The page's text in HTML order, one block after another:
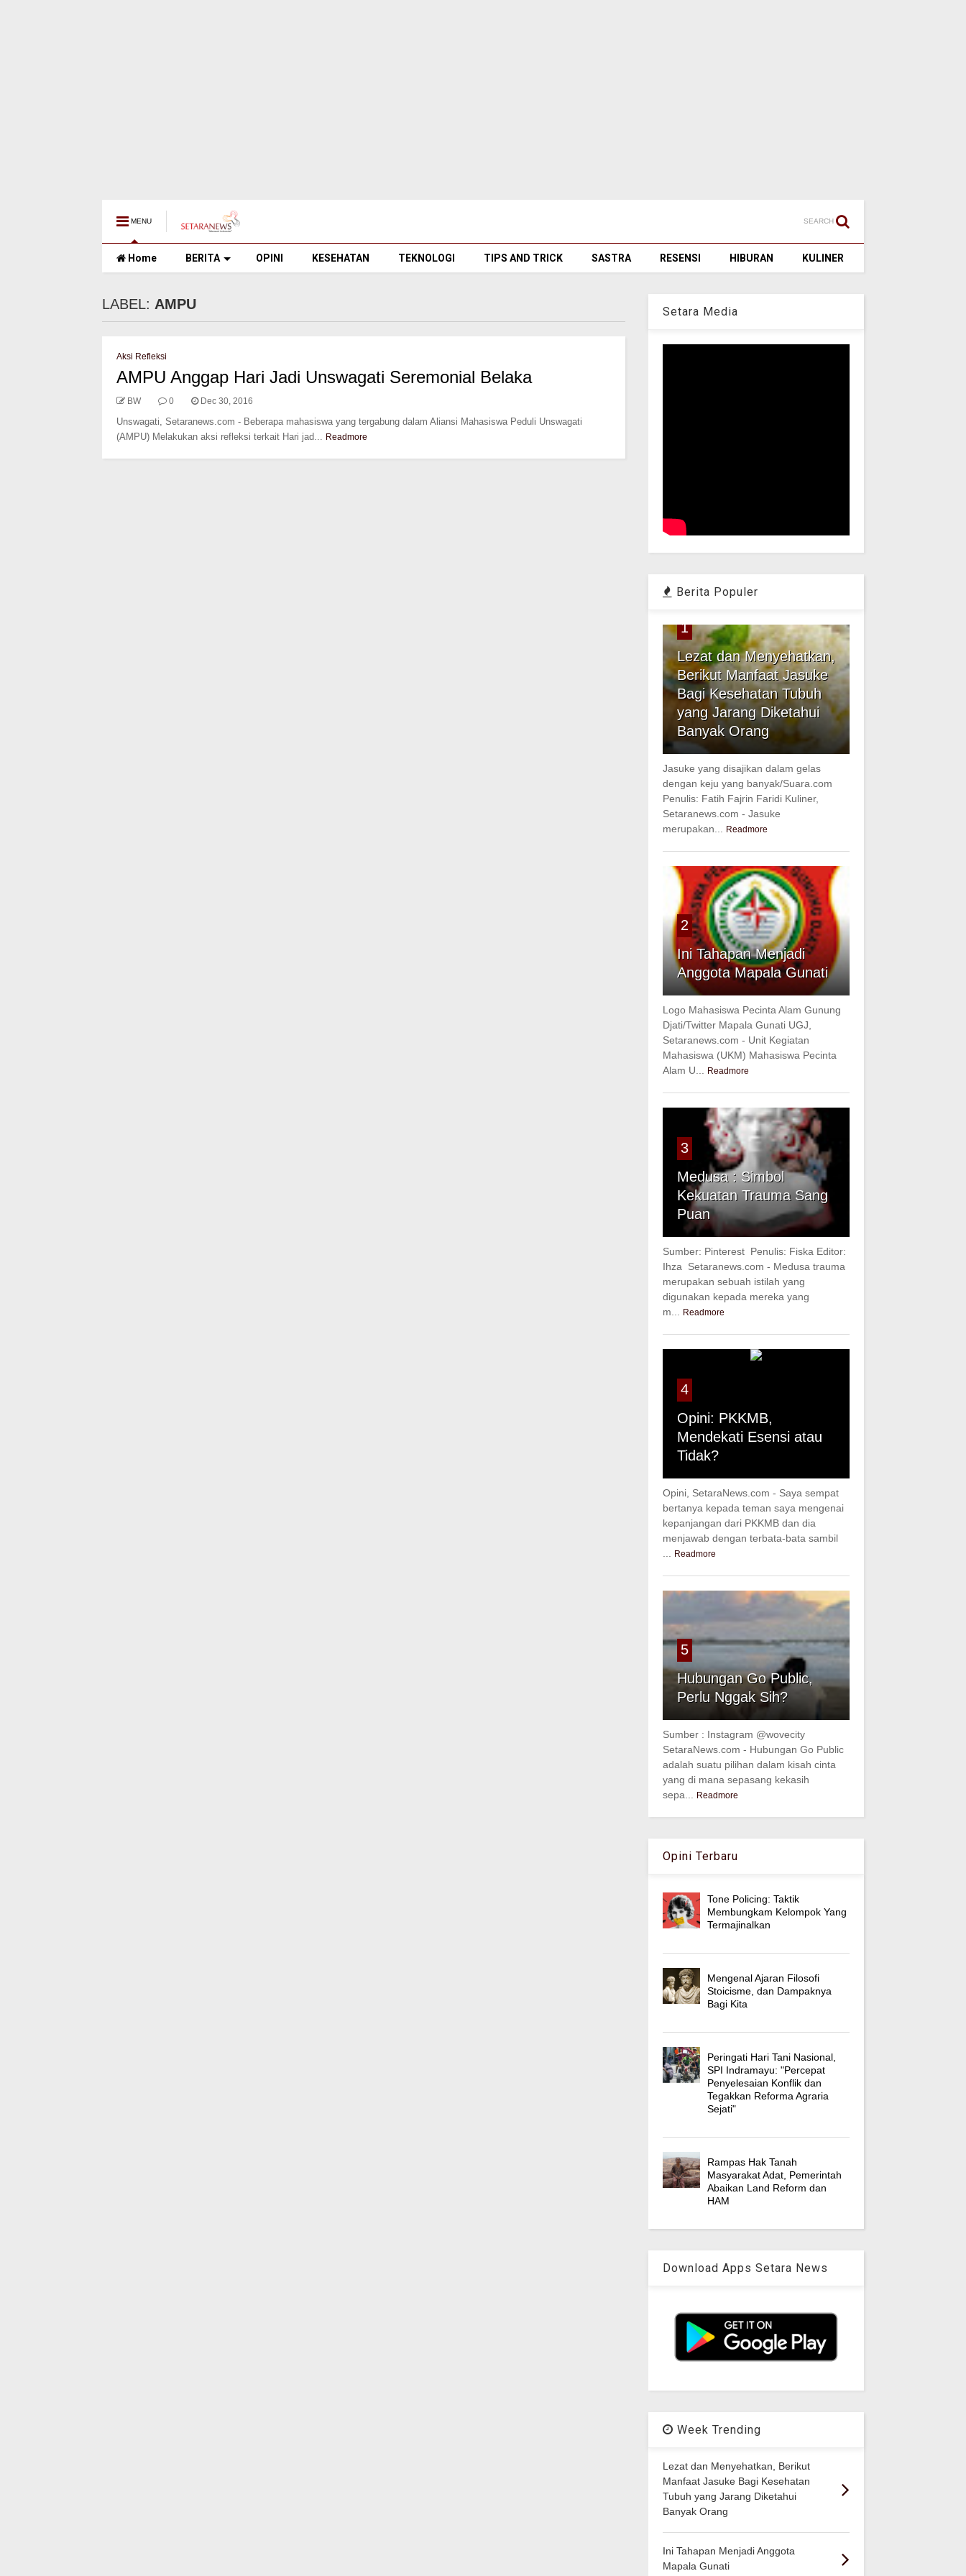
MENU SEARCH
Home BERITA OPINI KESEHATAN TEKNOLOGI TIPS AND TRICK SASTRA RESENSI HIBURAN KULINER
LABEL: AMPU
Aksi Refleksi
AMPU Anggap Hari Jadi Unswagati Seremonial Belaka
BW 0 Dec 30, 2016
Unswagati, Setaranews.com - Beberapa mahasiswa yang tergabung dalam Aliansi Mahasiswa Peduli Unswagati
(AMPU) Melakukan aksi refleksi terkait Hari jad... Readmore
Setara Media
Berita Populer
1
Lezat dan Menyehatkan,
Berikut Manfaat Jasuke
Bagi Kesehatan Tubuh
yang Jarang Diketahui
Banyak Orang
Jasuke yang disajikan dalam gelas
dengan keju yang banyak/Suara.com
Penulis: Fatih Fajrin Faridi Kuliner,
Setaranews.com - Jasuke
merupakan...
Readmore
2
Ini Tahapan Menjadi
Anggota Mapala Gunati
Logo Mahasiswa Pecinta Alam Gunung
Djati/Twitter Mapala Gunati UGJ,
Setaranews.com - Unit Kegiatan
Mahasiswa (UKM) Mahasiswa Pecinta
Alam U...
Readmore
3
Medusa : Simbol
Kekuatan Trauma Sang
Puan
Sumber: Pinterest Penulis: Fiska Editor:
Ihza Setaranews.com - Medusa trauma
merupakan sebuah istilah yang
digunakan kepada mereka yang
m...
Readmore
4
Opini: PKKMB,
Mendekati Esensi atau
Tidak?
Opini, SetaraNews.com - Saya sempat
bertanya kepada teman saya mengenai
kepanjangan dari PKKMB dan dia
menjawab dengan terbata-bata sambil
Readmore
5
Hubungan Go Public,
Perlu Nggak Sih?
Sumber : Instagram @wovecity
SetaraNews.com - Hubungan Go Public
adalah suatu pilihan dalam kisah cinta
yang di mana sepasang kekasih
sepa...
Readmore
Opini Terbaru
Tone Policing: Taktik
Membungkam Kelompok Yang
Termajinalkan
Mengenal Ajaran Filosofi
Stoicisme, dan Dampaknya
Bagi Kita
Peringati Hari Tani Nasional,
SPI Indramayu: "Percepat
Penyelesaian Konflik dan
Tegakkan Reforma Agraria
Sejati"
Rampas Hak Tanah
Masyarakat Adat, Pemerintah
Abaikan Land Reform dan
HAM
Download Apps Setara News
Week Trending
Lezat dan Menyehatkan, Berikut
Manfaat Jasuke Bagi Kesehatan
Tubuh yang Jarang Diketahui
Banyak Orang
Ini Tahapan Menjadi Anggota
Mapala Gunati